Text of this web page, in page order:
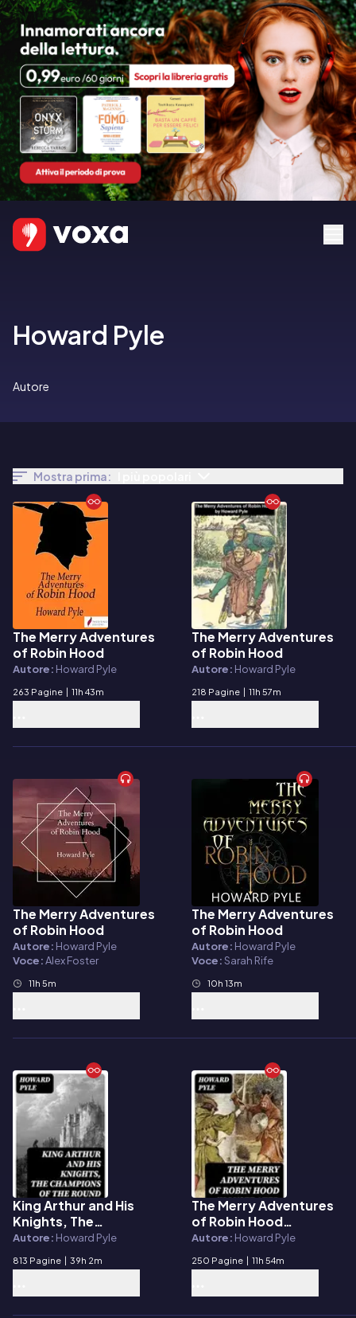
Howard Pyle
Autore
Mostra prima:
E-book
The Merry Adventures
of Robin Hood
Autore: Howard Pyle
263 Pagine | 11h 43m
E-book
The Merry Adventures
of Robin Hood
Autore: Howard Pyle
218 Pagine | 11h 57m
Audiolibro
The Merry Adventures
of Robin Hood
Autore: Howard Pyle
Voce:Alex Foster
11h 5m
Audiolibro
The Merry Adventures
of Robin Hood
Autore: Howard Pyle
Voce:Sarah Rife
10h 13m
E-book
King Arthur and His
Knights, The
Champions of the
Round Table & Sir
Lancelot
Autore: Howard Pyle
813 Pagine | 39h 2m
E-book
The Merry Adventures
of Robin Hood
(Illustrated Edition)
Autore: Howard Pyle
250 Pagine | 11h 54m